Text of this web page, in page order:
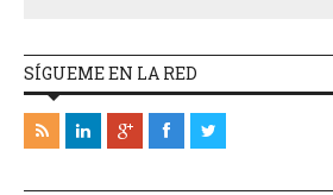
SÍGUEME EN LA RED